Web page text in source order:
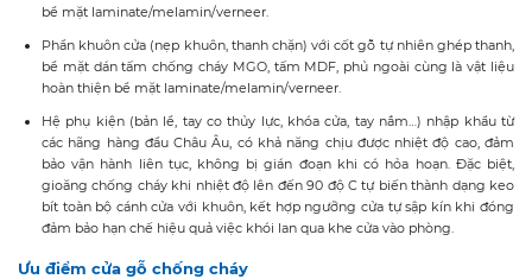
bề mặt laminate/melamin/verneer.
Phần khuôn cửa (nẹp khuôn, thanh chặn) với cốt gỗ tự nhiên ghép thanh,
bề mặt dán tấm chống cháy MGO, tấm MDF, phủ ngoài cùng là vật liệu
hoàn thiện bề mặt laminate/melamin/verneer.
Hệ phụ kiện (bản lề, tay co thủy lực, khóa cửa, tay nắm…) nhập khẩu từ
các hãng hàng đầu Châu Âu, có khả năng chịu được nhiệt độ cao, đảm
bảo vận hành liên tục, không bị gián đoạn khi có hỏa hoạn. Đặc biệt,
gioăng chống cháy khi nhiệt độ lên đến 90 độ C tự biến thành dạng keo
bít toàn bộ cánh cửa với khuôn, kết hợp ngưỡng cửa tự sập kín khi đóng
đảm bảo hạn chế hiệu quả việc khói lan qua khe cửa vào phòng.
Ưu điểm cửa gỗ chống cháy